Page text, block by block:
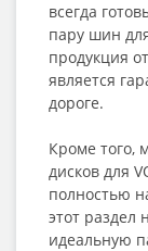
всегда
пару шин
продукция
является
дороге.
Кроме того,
дисков для
полностью
этот раздел
идеальную